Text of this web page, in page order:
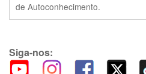
de Autoconhecimento.
Siga-nos: